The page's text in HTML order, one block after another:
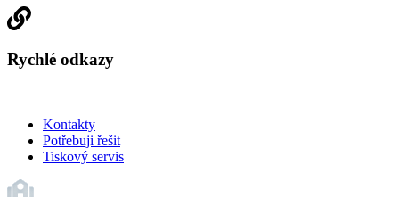
Rychlé odkazy
Kontakty
Potřebuji řešit
Tiskový servis